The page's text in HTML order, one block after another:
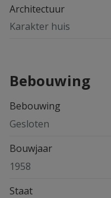
Architectuur
Karakter huis
Bebouwing
Bebouwing
Gesloten
Bouwjaar
1958
Staat